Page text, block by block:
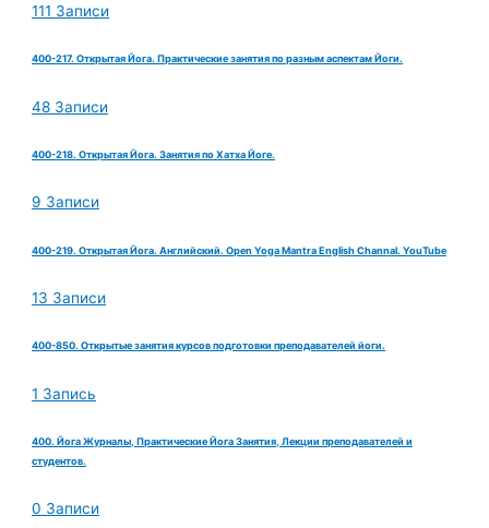
111 Записи
400-217. Открытая Йога. Практические занятия по разным аспектам Йоги.
48 Записи
400-218. Открытая Йога. Занятия по Хатха Йоге.
9 Записи
400-219. Открытая Йога. Английский. Open Yoga Mantra English Channal. YouTube
13 Записи
400-850. Открытые занятия курсов подготовки преподавателей йоги.
1 Запись
400. Йога Журналы, Практические Йога Занятия, Лекции преподавателей и
студентов.
0 Записи